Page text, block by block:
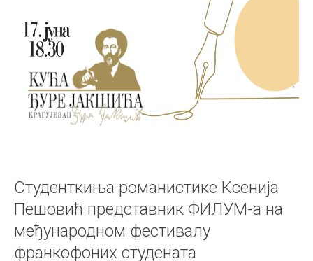
Студенткиња романистике Ксенија
Пешовић представник ФИЛУМ-а на
међународном фестивалу
франкофоних студената